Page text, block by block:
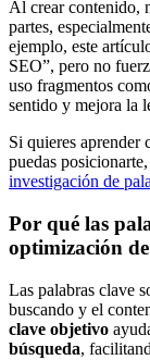
Al crear contenido,
partes,
ejemplo, este
SEO”, pero no
uso fragmentos
sentido y mejora la
Si quieres aprender
puedas
investigación de
Por qué las
optimización
Las palabras clave
buscando y el
clave objetivo
búsqueda,